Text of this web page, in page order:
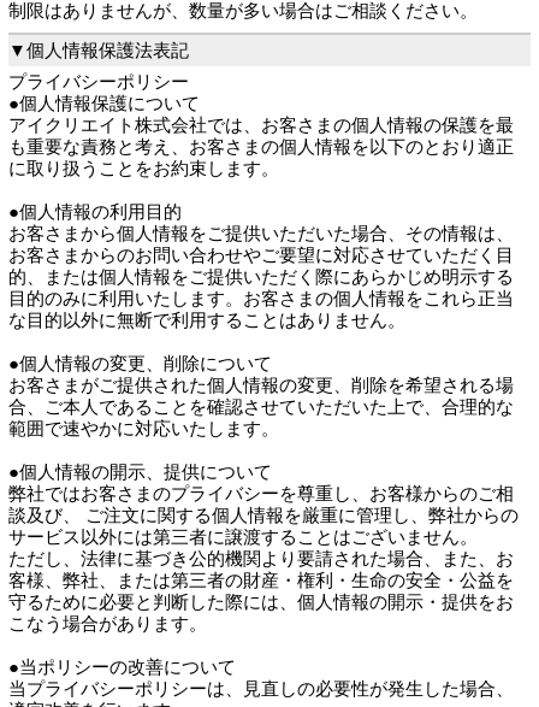
制限はありませんが、数量が多い場合はご相談ください。
▼個人情報保護法表記
プライバシーポリシー
●個人情報保護について
アイクリエイト株式会社では、お客さまの個人情報の保護を最
も重要な責務と考え、お客さまの個人情報を以下のとおり適正
に取り扱うことをお約束します。
●個人情報の利用目的
お客さまから個人情報をご提供いただいた場合、その情報は、
お客さまからのお問い合わせやご要望に対応させていただく目
的、または個人情報をご提供いただく際にあらかじめ明示する
目的のみに利用いたします。お客さまの個人情報をこれら正当
な目的以外に無断で利用することはありません。
●個人情報の変更、削除について
お客さまがご提供された個人情報の変更、削除を希望される場
合、ご本人であることを確認させていただいた上で、合理的な
範囲で速やかに対応いたします。
●個人情報の開示、提供について
弊社ではお客さまのプライバシーを尊重し、お客様からのご相
談及び、 ご注文に関する個人情報を厳重に管理し、弊社からの
サービス以外には第三者に譲渡することはございません。
ただし、法律に基づき公的機関より要請された場合、また、お
客様、弊社、または第三者の財産・権利・生命の安全・公益を
守るために必要と判断した際には、個人情報の開示・提供をお
こなう場合があります。
●当ポリシーの改善について
当プライバシーポリシーは、見直しの必要性が発生した場合、